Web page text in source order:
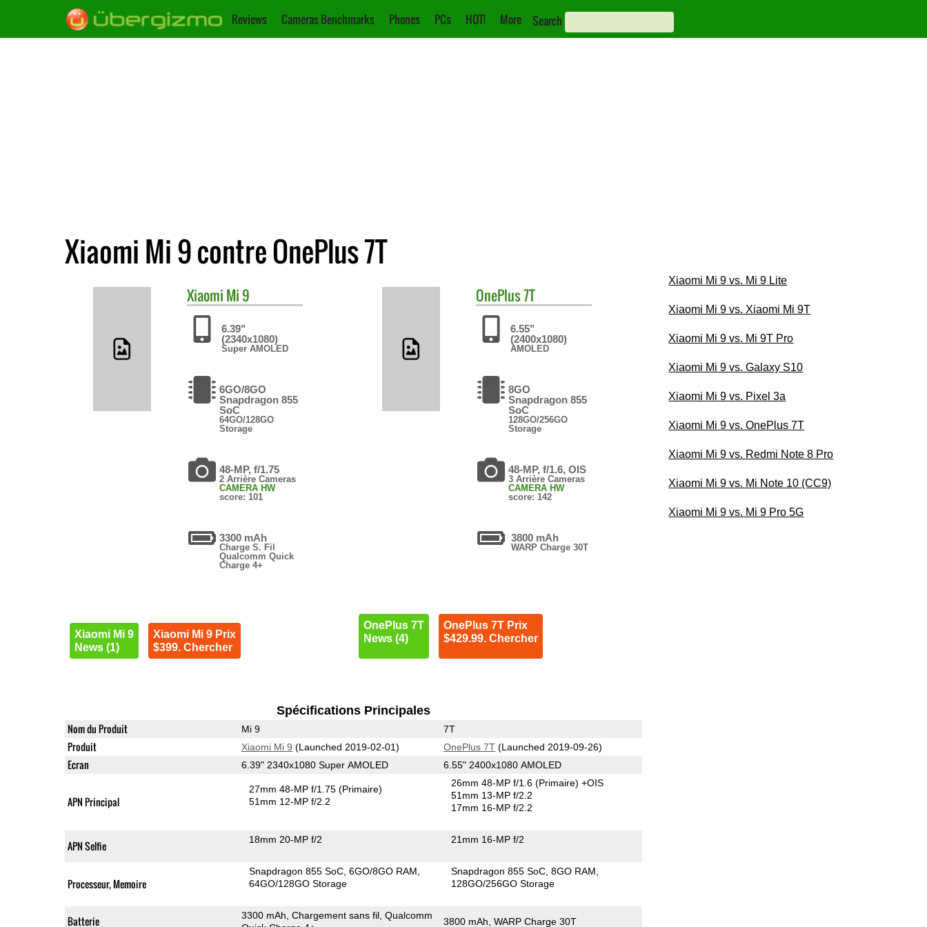
Reviews Cameras Benchmarks Phones PCs HOT! More Search
Xiaomi Mi 9 contre OnePlus 7T
Xiaomi Mi 9
6.39"
(2340x1080)
Super AMOLED
6GO/8GO
Snapdragon 855
SoC
64GO/128GO
Storage
48-MP, f/1.75
2 Arrière Cameras
CAMERA HW
score: 101
3300 mAh
Charge S. Fil
Qualcomm Quick
Charge 4+
Xiaomi Mi 9
News (1)
Xiaomi Mi 9 Prix
$399. Chercher
OnePlus7T
6.55"
(2400x1080)
AMOLED
8GO
Snapdragon 855
SoC
128GO/256GO
Storage
48-MP, f/1.6, OIS
3 Arrière Cameras
CAMERA HW
score: 142
3800 mAh
WARP Charge 30T
OnePlus 7T
News (4)
OnePlus 7T Prix
$429.99. Chercher
Spécifications Principales
Nom du Produit Mi 9 7T
Produit Xiaomi Mi 9 (Launched 2019-02-01) OnePlus 7T(Launched 2019-09-26)
Ecran 6.39" 2340x1080 Super AMOLED 6.55" 2400x1080 AMOLED
APN Principal
27mm 48-MP f/1.75(Primaire)
51mm 12-MP f/2.2
26mm 48-MP f/1.6(Primaire) +OIS
51mm 13-MP f/2.2
17mm 16-MP f/2.2
APN Selfie 18mm 20-MP f/2 21mm 16-MP f/2
Processeur, Memoire
Snapdragon 855 SoC 6GO/8GO RAM
64GO/128GO Storage
Snapdragon 855 SoC 8GO RAM
128GO/256GO Storage
Batterie
3300 mAh, Chargement sans fil, Qualcomm
3800 mAh, WARP Charge 30T
Xiaomi Mi 9 vs. Mi 9 Lite
Xiaomi Mi 9 vs. Xiaomi Mi 9T
Xiaomi Mi 9 vs. Mi 9T Pro
Xiaomi Mi 9 vs. Galaxy S10
Xiaomi Mi 9 vs. Pixel 3a
Xiaomi Mi 9 vs. OnePlus 7T
Xiaomi Mi 9 vs. Redmi Note 8 Pro
Xiaomi Mi 9 vs. Mi Note 10 (CC9)
Xiaomi Mi 9 vs. Mi 9 Pro 5G